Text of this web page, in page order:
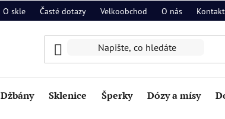
O skle Časté dotazy Velkoobchod O nás Kontakt
Džbány Sklenice Šperky Dózy a mísy